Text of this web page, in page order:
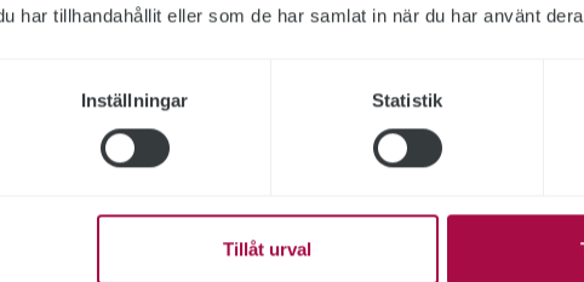
har tillhandahållit eller som de har samlat in när du har använt
Inställningar Statistik
Tillåt urval
i ett centralt avtal som kan
få större inflytande,
uppger 25 procent att de
Den vanligaste orsaken till att
inte tillåter det. De som
främst inom verksamheter
säkerhetskrav.